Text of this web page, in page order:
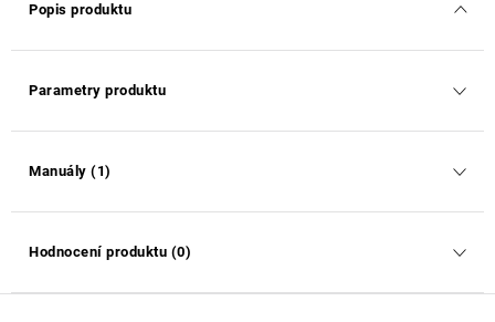
Popis produktu
Parametry produktu
Manuály (1)
Hodnocení produktu (0)